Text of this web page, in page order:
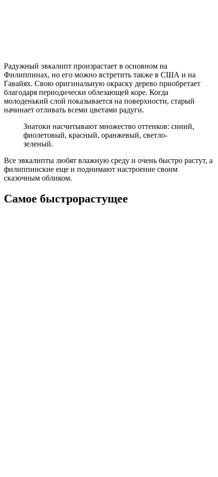
Радужный эвкалипт произрастает в основном на
Филиппинах, но его можно встретить также в США и на
Гавайях. Свою оригинальную окраску дерево приобретает
благодаря периодически облезающей коре. Когда
молоденький слой показывается на поверхности, старый
начинает отливать всеми цветами радуги.
Знатоки насчитывают множество оттенков: синий,
фиолетовый, красный, оранжевый, светло-
зеленый.
Все эвкалипты любят влажную среду и очень быстро растут, а
филиппинские еще и поднимают настроение своим
сказочным обликом.
Самое быстрорастущее